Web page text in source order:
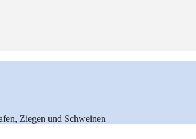
Ziegen und Schweinen